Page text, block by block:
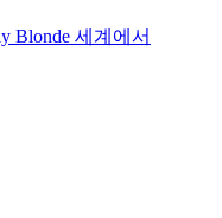
Blonde 세계에서